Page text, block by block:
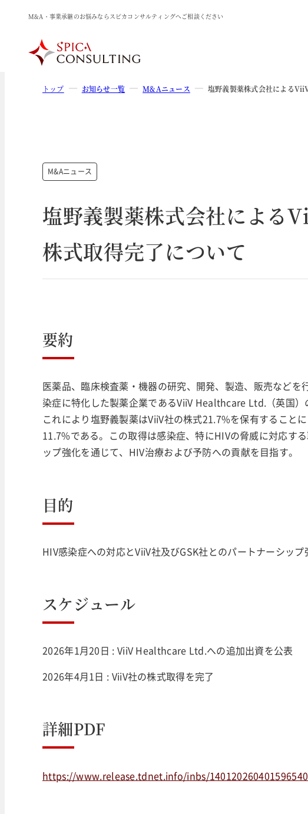
M&A・事業承継のお悩みならスピカコンサルティングへご相談ください
トップ お知らせ一覧 M&Aニュース 塩野義製薬株式会社による
M&Aニュース
塩野義製薬株式会社によ
株式取得完了について
要約
医薬品、臨床検査薬・機器の研究、開発、製造、販売など
染症に特化した製薬企業であるViiV Healthcare Ltd.（英国）
これにより塩野義製薬はViiV社の株式21.7%を保有すること
11.7%である。この取得は感染症、特にHIVの脅威に対応す
ップ強化を通じて、HIV治療および予防への貢献を目指す。
目的
HIV感染症への対応とViiV社及びGSK社とのパートナーシップ
スケジュール
2026年1月20日 : ViiV Healthcare Ltd.への追加出資を公表
2026年4月1日 : ViiV社の株式取得を完了
詳細PDF
https://www.release.tdnet.info/inbs/